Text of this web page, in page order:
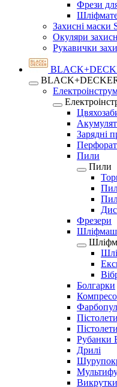
Фрези
Захисні маски
Окуляри
Рукавички
Зарядні
Пили
Пили
Фрезери
Болгарки
Рубанки
Дрилі
Викрутки